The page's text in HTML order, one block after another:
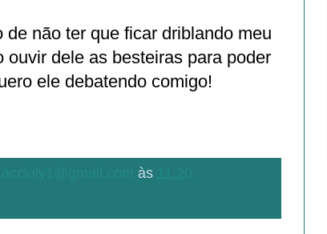
de não ter que ficar driblando meu
ouvir dele as besteiras para poder
ele debatendo comigo!
às